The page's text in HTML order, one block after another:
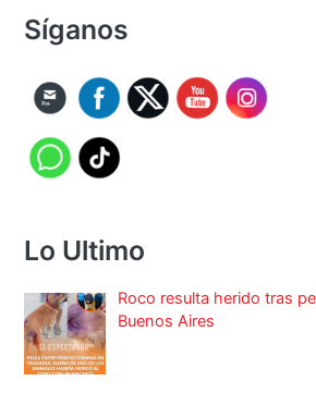
Síganos
Lo Ultimo
Roco resulta herido tras
Buenos Aires